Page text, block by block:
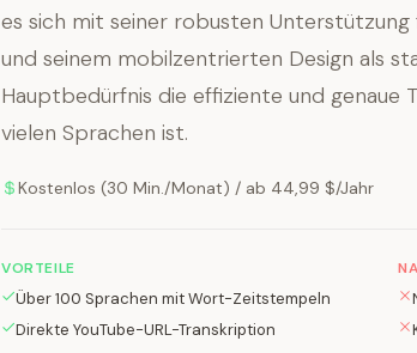
es sich mit seiner robusten
und seinem mobilzentrierten Design als
Hauptbedürfnis die effiziente und genaue
vielen Sprachen ist.
Kostenlos (30 Min./Monat) / ab 44,99 $/Jahr
VORTEILE
Über 100 Sprachen mit Wort-Zeitstempeln
Direkte YouTube-URL-Transkription